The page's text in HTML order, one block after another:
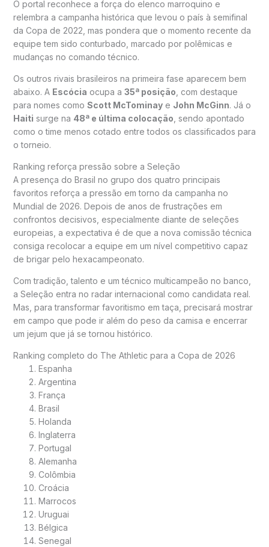
O portal reconhece a força do elenco marroquino e
relembra a campanha histórica que levou o país à semifinal
da Copa de 2022, mas pondera que o momento recente da
equipe tem sido conturbado, marcado por polêmicas e
mudanças no comando técnico.
Os outros rivais brasileiros na primeira fase aparecem bem
abaixo. A Escócia ocupa a 35ª posição , com destaque
para nomes como Scott McTominaye John McGinn. Já o
Haiti surge na 48ª e última colocação , sendo apontado
como o time menos cotado entre todos os classificados para
o torneio.
Ranking reforça pressão sobre a Seleção
A presença do Brasil no grupo dos quatro principais
favoritos reforça a pressão em torno da campanha no
Mundial de 2026. Depois de anos de frustrações em
confrontos decisivos, especialmente diante de seleções
europeias, a expectativa é de que a nova comissão técnica
consiga recolocar a equipe em um nível competitivo capaz
de brigar pelo hexacampeonato.
Com tradição, talento e um técnico multicampeão no banco,
a Seleção entra no radar internacional como candidata real.
Mas, para transformar favoritismo em taça, precisará mostrar
em campo que pode ir além do peso da camisa e encerrar
um jejum que já se tornou histórico.
Ranking completo do The Athletic para a Copa de 2026
Espanha
Argentina
França
Brasil
Holanda
Inglaterra
Portugal
Alemanha
Colômbia
Croácia
Marrocos
Uruguai
Bélgica
Senegal